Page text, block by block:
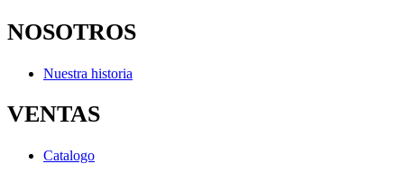
NOSOTROS
Nuestra historia
VENTAS
Catalogo